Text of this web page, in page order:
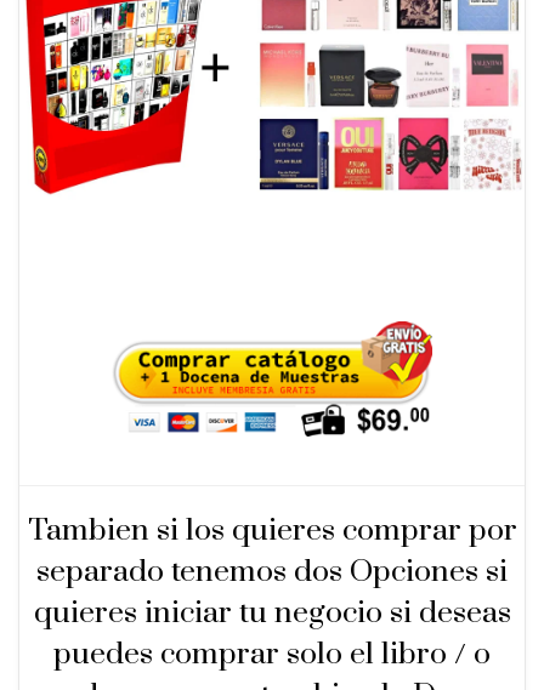
Tambien si los quieres comprar por
separado tenemos dos Opciones si
quieres iniciar tu negocio si deseas
puedes comprar solo el libro / o